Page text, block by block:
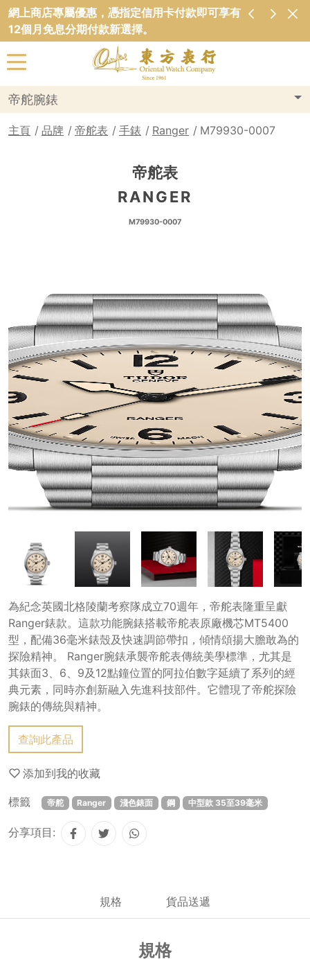
網上商店專屬優惠，憑指定信用卡付款即可享有
12個月免息分期付款新選擇。
帝舵腕錶
主頁 品牌 帝舵表 手錶 Ranger M79930-0007
帝舵表
RANGER
M79930-0007
為紀念英國北格陵蘭考察隊成立70週年，帝舵表隆重呈獻
Ranger錶款。這款功能腕錶搭載帝舵表原廠機芯MT5400
型，配備36毫米錶殼及快速調節帶扣，傾情頌揚大膽敢為的
探險精神。 Ranger腕錶承襲帝舵表傳統美學標準，尤其是
其錶面3、6、9及12點鐘位置的阿拉伯數字延續了系列的經
典元素，同時亦創新融入先進科技部件。它體現了帝舵探險
腕錶的傳統與精神。
查詢此產品
添加到我的收藏
標籤 帝舵 Ranger 淺色錶面 鋼 中型款 35至39毫米
分享項目:
規格 貨品送遞
規格